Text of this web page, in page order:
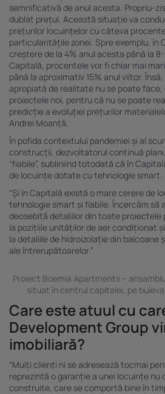
semnificativă de anul acesta. Propriu-
dublat prețul. Această situație va
prețurilor locuințelor cu câteva
particularitățile zonei. Spre exemplu, în
creștere de la 4% anul acesta până la
Capitală, procentele vor fi chiar mai
până la aproximativ 15% anul viitor.
apropiată de realitate nu se poate
proiectele noi, pentru că nu se poate
predicție a evoluției prețurilor
Andrei Moanță.
În pofida contextului pandemiei și al
construcții, dezvoltatorul continuă
“fiabile”, subliniind totodată că în
de locuințe dotate cu tehnologie smart.
“Și în Capitală există o mare cerere de
tehnologie smart și fiabile. Încercăm să
deosebită detaliilor din toate proiectele
la pozițiile unităților de aer condiționat
la detaliile de hidroizolație din balcoane
ale întrerupătoarelor.”
Proiect Boemia Apartments –
situat în centrul capitalei, pe
Care este atuul cu
Development Group
imobiliară?
“Mulți clienți ni se adresează tocmai
reprezintă o garanție a unei locuințe nu
construite, care se comportă bine în